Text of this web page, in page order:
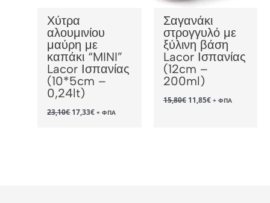
Χύτρα
αλουμινίου
μαύρη με
καπάκι “MINI”
Lacor Ισπανίας
(10*5cm –
0,24lt)
23,10€ Original
price
17,33€Η+ ΦΠΑ
Σαγανάκι
στρογγυλό με
ξύλινη βάση
Lacor Ισπανίας
(12cm –
200ml)
15,80€ Original
price
11,85€Η+ ΦΠΑ